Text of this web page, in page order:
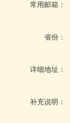
常用邮箱：
省份：
详细地址：
补充说明：